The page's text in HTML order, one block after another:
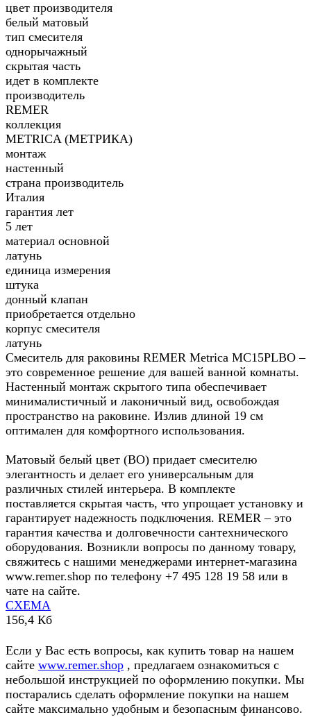
цвет производителя
белый матовый
тип смесителя
однорычажный
скрытая часть
идет в комплекте
производитель
REMER
коллекция
METRICA (МЕТРИКА)
монтаж
настенный
страна производитель
Италия
гарантия лет
5 лет
материал основной
латунь
единица измерения
штука
донный клапан
приобретается отдельно
корпус смесителя
латунь
Смеситель для раковины REMER Metrica MC15PLBO –
это современное решение для вашей ванной комнаты.
Настенный монтаж скрытого типа обеспечивает
минималистичный и лаконичный вид, освобождая
пространство на раковине. Излив длиной 19 см
оптимален для комфортного использования.
Матовый белый цвет (BO) придает смесителю
элегантность и делает его универсальным для
различных стилей интерьера. В комплекте
поставляется скрытая часть, что упрощает установку и
гарантирует надежность подключения. REMER – это
гарантия качества и долговечности сантехнического
оборудования. Возникли вопросы по данному товару,
свяжитесь с нашими менеджерами интернет-магазина
www.remer.shop по телефону +7 495 128 19 58 или в
чате на сайте.
СХЕМА
156,4 Кб
Если у Вас есть вопросы, как купить товар на нашем
сайте www.remer.shop , предлагаем ознакомиться с
небольшой инструкцией по оформлению покупки. Мы
постарались сделать оформление покупки на нашем
сайте максимально удобным и безопасным финансово.